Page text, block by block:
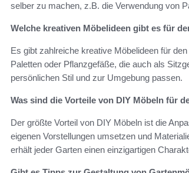
selber zu machen, z.B. die Verwendung von
Welche kreativen Möbelideen gibt es für
Es gibt zahlreiche kreative Möbelideen für
Paletten oder Pflanzgefäße, die auch als
persönlichen Stil und zur Umgebung passen.
Was sind die Vorteile von DIY Möbeln für
Der größte Vorteil von DIY Möbeln ist die
eigenen Vorstellungen umsetzen und
erhält jeder Garten einen einzigartigen